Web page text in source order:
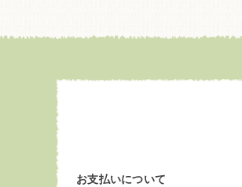
お支払いについて